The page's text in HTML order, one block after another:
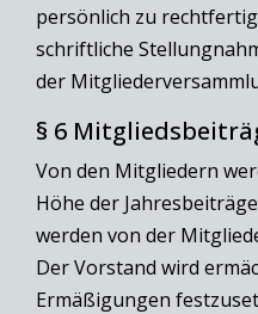
persönlich zu
schriftliche
der
§ 6
Von den Mitgliedern
Höhe der
werden von der
Der Vorstand wird
Ermäßigungen